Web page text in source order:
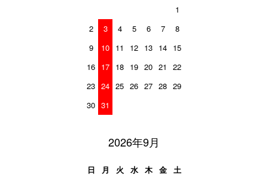
1
2
3 4 5 6 7
8
9
10 11 12 13 14 15
16 17 18 19 20 21
22
23 24 25 26 27 28 29
30 31
2026年9月
日 月 火 水 木 金
土